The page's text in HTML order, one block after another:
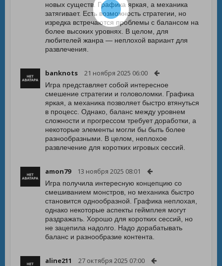
новых существ. Графика яркая, а механика
затягивает. Есть возможность стратегии, но
изредка встречаются проблемы с балансом на
более высоких уровнях. В целом, для
любителей жанра — неплохой вариант для
развлечения.
banknots 21 ноября 2025 06:00
Игра представляет собой интересное
смешение стратегии и головоломки. Графика
яркая, а механика позволяет быстро втянуться
в процесс. Однако, баланс между уровнем
сложности и прогрессом требует доработки, а
некоторые элементы могли бы быть более
разнообразными. В целом, неплохое
развлечение для коротких игровых сессий.
amon79 13 ноября 2025 08:01
Игра получила интересную концепцию со
смешиванием монстров, но механика быстро
становится однообразной. Графика неплохая,
однако некоторые аспекты геймплея могут
раздражать. Хорошо для коротких сессий, но
не зацепила надолго. Надо дорабатывать
баланс и разнообразие контента.
aline211 27 октября 2025 07:00